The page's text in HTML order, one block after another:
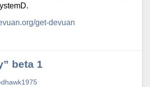
get-devuan
beta 1